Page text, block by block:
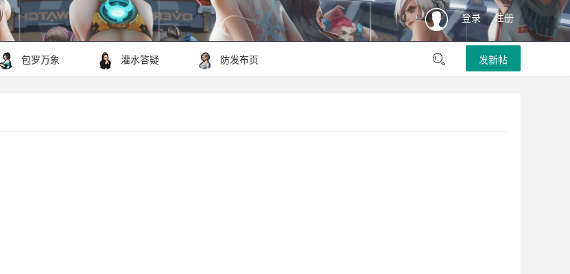
登录 注册
包罗万象 灌水答疑 防发布页 发新帖